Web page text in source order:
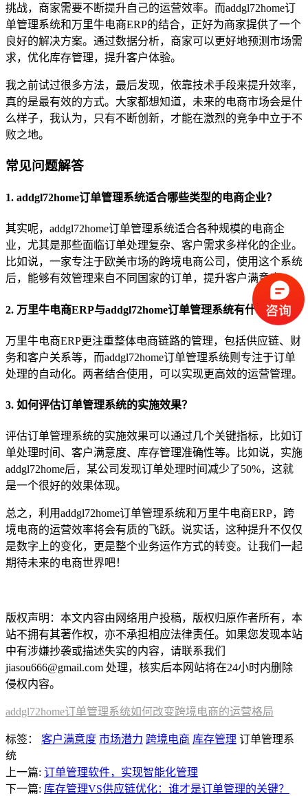
挑战，商家需要不断提升自己的运营效率。而addgl72home订
单管理系统和万里牛电商ERP的结合，正好为商家提供了一个
良好的解决方案。通过数据分析，商家可以更好地预测市场需
求，优化库存管理，提升客户体验。
我之前试过很多方法，最后发现，依靠技术手段来提升效率，
真的是最有效的方式。大家都想知道，未来的电商市场会是什
么样子，我认为，只有不断创新，才能在激烈的竞争中立于不
败之地。
常见问题解答
1. addgl72home订单管理系统适合哪些类型的电商企业？
其实呢，addgl72home订单管理系统适合各种规模的电商企
业，尤其是那些面临订单处理复杂、客户需求多样化的企业。
比如说，一家专注于欧美市场的跨境电商公司，使用这个系统
后，能够有效管理来自不同国家的订单，提升客户满意度。
2. 万里牛电商ERP与addgl72home订单管理系统有什么区别？
万里牛电商ERP更注重整体电商链路的管理，包括供应链、财
务和客户关系等，而addgl72home订单管理系统则专注于订单
处理的自动化。两者结合使用，可以实现更高效的运营管理。
3. 如何评估订单管理系统的实施效果？
评估订单管理系统的实施效果可以通过几个关键指标，比如订
单处理时间、客户满意度、库存管理准确性等。比如说，实施
addgl72home后，某公司发现订单处理时间减少了50%，这就
是一个很好的效果体现。
总之，利用addgl72home订单管理系统和万里牛电商ERP，跨
境电商的运营效率将会有质的飞跃。说实话，这种提升不仅仅
是数字上的变化，更是整个业务运作方式的转变。让我们一起
期待未来的电商世界吧！
版权声明：本文内容由网络用户投稿，版权归原作者所有，本
站不拥有其著作权，亦不承担相应法律责任。如果您发现本站
中有涉嫌抄袭或描述失实的内容，请联系我们
jiasou666@gmail.com 处理，核实后本网站将在24小时内删除
侵权内容。
addgl72home订单管理系统如何改变跨境电商的运营格局
标签： 客户满意度 市场潜力 跨境电商 库存管理 订单管理系
统
上一篇: 订单管理软件，实现智能化管理
下一篇: 库存管理VS供应链优化：谁才是订单管理的关键？